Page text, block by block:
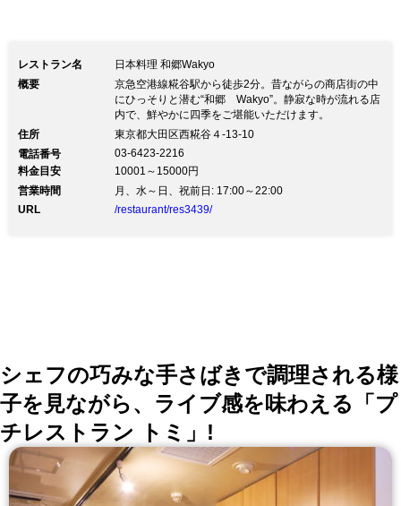
レストラン名
日本料理 和郷Wakyo
概要
京急空港線糀谷駅から徒歩2分。昔ながらの商店街の中
にひっそりと潜む“和郷 Wakyo”。静寂な時が流れる店
内で、鮮やかに四季をご堪能いただけます。
住所
東京都大田区西糀谷４-13-10
電話番号
03-6423-2216
料金目安
10001～15000円
営業時間
月、水～日、祝前日: 17:00～22:00
URL
/restaurant/res3439/
シェフの巧みな手さばきで調理される様
子を見ながら、ライブ感を味わえる「プ
チレストラン トミ」!